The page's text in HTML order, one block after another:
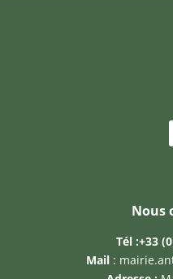
Nous
Tél :+33
Mail: